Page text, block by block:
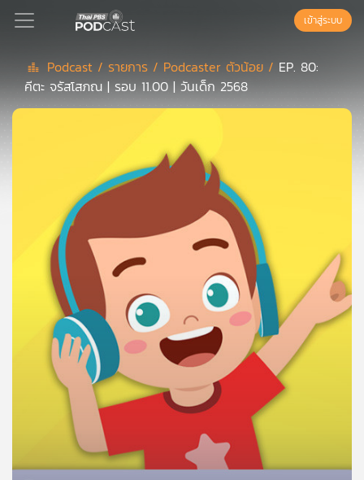
Podcast
เข้าสู่ระบบ
Podcast / รายการ / Podcaster ตัวน้อย / EP. 80:
คีตะ จรัสโสภณ | รอบ 11.00 | วันเด็ก 2568